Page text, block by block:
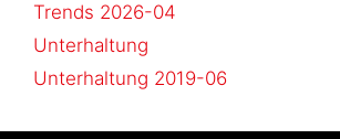
Trends 2026-04
Unterhaltung
Unterhaltung 2019-06